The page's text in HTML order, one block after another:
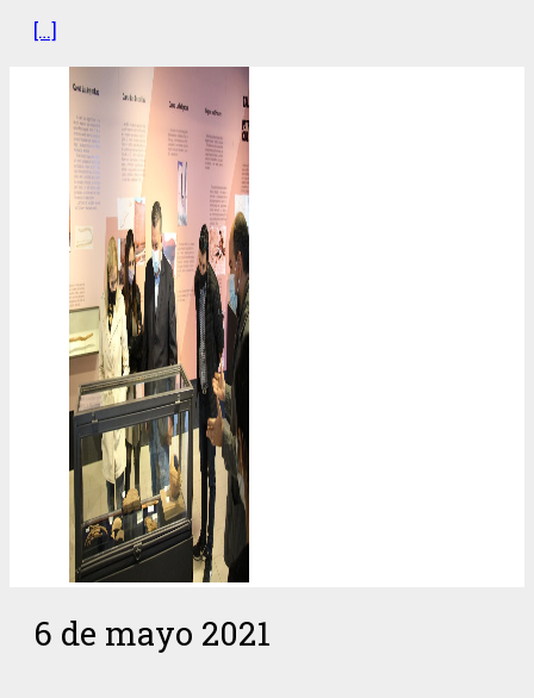
[…]
6 de mayo 2021